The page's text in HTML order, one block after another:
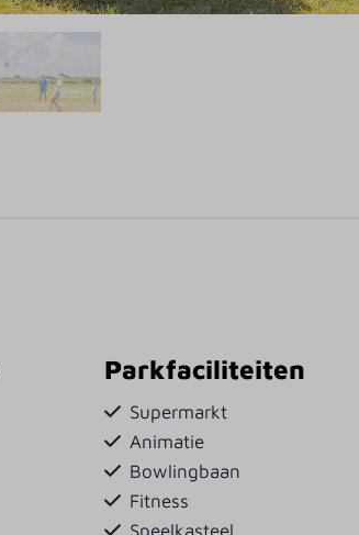
Parkfaciliteiten
Supermarkt
Animatie
Bowlingbaan
Fitness